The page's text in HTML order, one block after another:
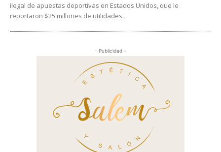
ilegal de apuestas deportivas en Estados Unidos, que le
reportaron $25 millones de utilidades.
- Publicidad -